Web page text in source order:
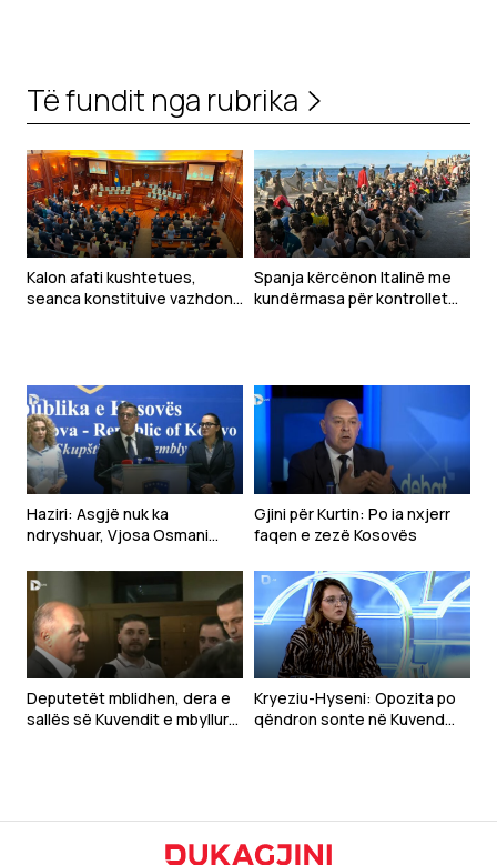
Të fundit nga rubrika
Kalon afati kushtetues,
seanca konstituive vazhdon
Spanja kërcënon Italinë me
kundërmasa për kontrollet
Haziri: Asgjë nuk ka
ndryshuar, Vjosa Osmani
presidente
Gjini për Kurtin: Po ia nxjerr
faqen e zezë Kosovës
Deputetët mblidhen, dera e
sallës së Kuvendit e mbyllur
Kryeziu-Hyseni: Opozita po
qëndron sonte në Kuvend